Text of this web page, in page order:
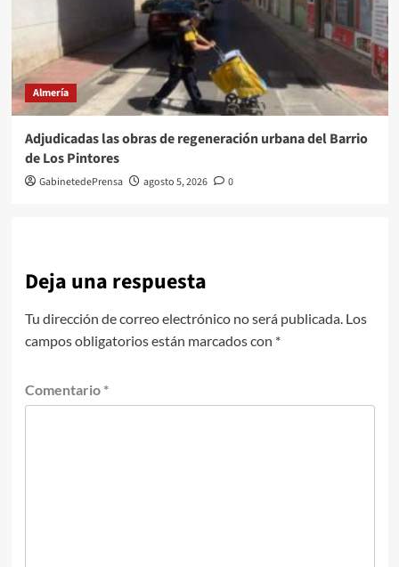
Almería
Adjudicadas las obras de regeneración urbana del Barrio
de Los Pintores
GabinetedePrensa agosto 5, 2026 0
Deja una respuesta
Tu dirección de correo electrónico no será publicada. Los
campos obligatorios están marcados con *
Comentario *